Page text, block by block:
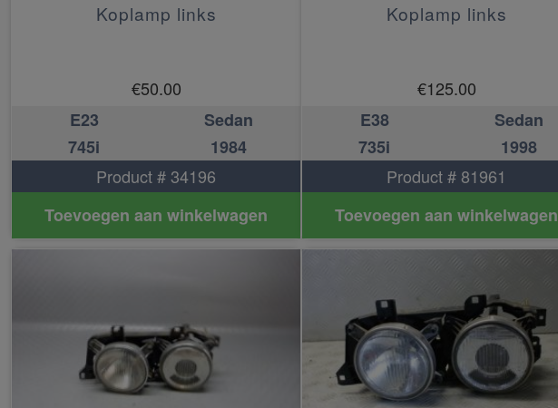
Koplamp links
€50.00
E23
Sedan
745i
1984
Product # 34196
Toevoegen aan winkelwagen
Koplamp links
€125.00
E38
Sedan
735i
1998
Product # 81961
Toevoegen aan winkelwagen